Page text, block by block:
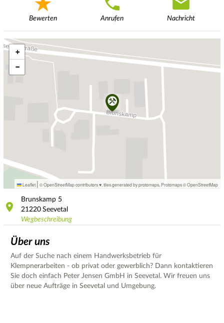
Bewerten Anrufen Nachricht
+
−
Leaflet | © OpenStreetMap contributors ♥, tiles generated by protomaps Protomaps©OpenStreetMap
Brunskamp 5
21220 Seevetal
Wegbeschreibung
Über uns
Auf der Suche nach einem Handwerksbetrieb für
Klempnerarbeiten - ob privat oder gewerblich? Dann kontaktieren
Sie doch einfach Peter Jensen GmbH in Seevetal. Wir freuen uns
über neue Aufträge in Seevetal und Umgebung.